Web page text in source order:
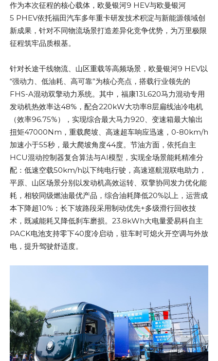
作为本次征程的核心载体，欧曼银河9 HEV与欧曼银河
5 PHEV依托福田汽车多年重卡研发技术积淀与新能源领域创
新成果，针对不同物流场景打造差异化竞争优势，为万里极限
征程筑牢品质根基。
针对长途干线物流、山区重载等高频场景，欧曼银河9 HEV以
“强动力、低油耗、高可靠”为核心亮点，搭载行业领先的
FHS-A混动双擎动力系统。其中，福康13L620马力混动专用
发动机热效率达48%，配合220kW大功率8层扁线油冷电机
（效率96.75%），实现综合最大马力920、变速箱最大输出
扭矩47000Nm，重载爬坡、高速超车响应迅速，0-80km/h
加速小于55秒，最大爬坡角度44度。节油方面，依托自主
HCU混动控制器复合算法与AI模型，实现全场景能耗精准分
配：低速空载50km/h以下纯电行驶，高速巡航混联电助力，
平原、山区场景分别以发动机高效运转、双擎协同发力优化能
耗，相较同级燃油最优产品，综合油耗降低20%以上，运营成
本下降超10%；长下坡路段采用制动优先+多级滑行回收技
术，既减能耗又降低刹车磨损。23.8kWh大电量爱易科自主
PACK电池支持零下40度冷启动，驻车时可熄火开空调与外放
电，提升驾驶舒适度。